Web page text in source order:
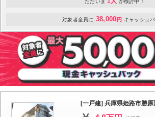
ただいま が検討中！
対象者全員に 38,000 円 キャッシュ
[一戸建] 兵庫県姫路市勝